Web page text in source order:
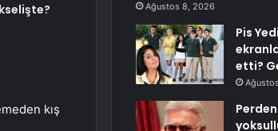
kış
Ağustos 8, 2026
Pis
etti?